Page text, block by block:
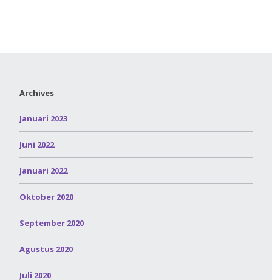
Archives
Januari 2023
Juni 2022
Januari 2022
Oktober 2020
September 2020
Agustus 2020
Juli 2020